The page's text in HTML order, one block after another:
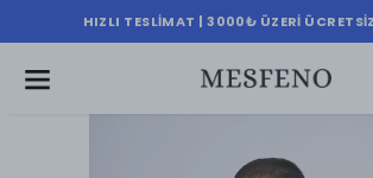
HIZLI TESLIMAT | 3000₺ ÜZERI